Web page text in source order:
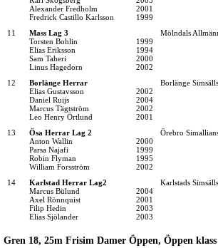
Alexander Fredholm
2001
Fredrick Castillo Karlsson
1999
11
Mass Lag 3
Mölndals
Torsten Bohlin
1999
Elias Eriksson
1994
Sam Taheri
2000
Linus Hagedorn
2002
12
Borlänge Herrar
Borlänge
Elias Gustavsson
2002
Daniel Ruijs
2004
Marcus Tägtström
2002
Leo Henry Örtlund
2001
13
Ösa Herrar Lag 2
Örebro
Anton Wallin
2000
Parsa Najafi
1999
Robin Flyman
1995
William Forsström
2002
14
Karlstad Herrar Lag2
Karlstads
Marcus Bülund
2004
Axel Rönnquist
2001
Filip Hedin
2003
Elias Sjölander
2003
Gren 18, 25m Frisim Damer Öppen, Öppen